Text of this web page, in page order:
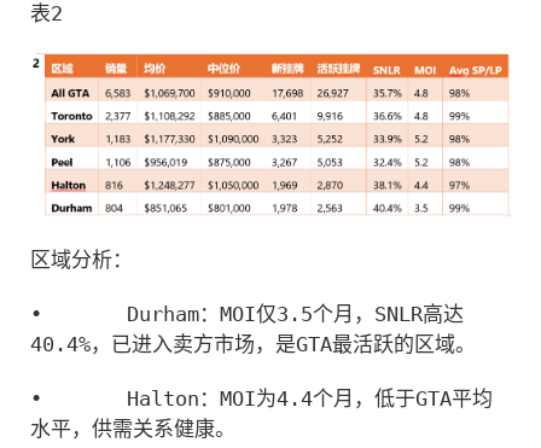
表2
区域分析：
•
Durham：MOI仅3.5个月，SNLR高达
40.4%，已进入卖方市场，是GTA最活跃的区域。
•
Halton：MOI为4.4个月，低于GTA平均
水平，供需关系健康。